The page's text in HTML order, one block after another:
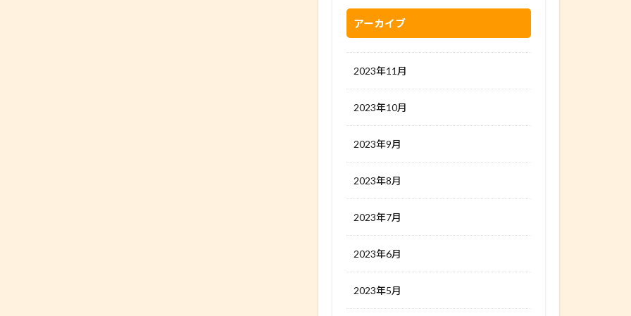
アーカイブ
2023年11月
2023年10月
2023年9月
2023年8月
2023年7月
2023年6月
2023年5月